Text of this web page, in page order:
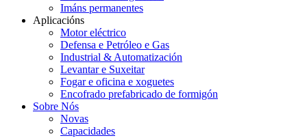
Imáns permanentes
Aplicacións
Motor eléctrico
Defensa e Petróleo e Gas
Industrial & Automatización
Levantar e Suxeitar
Fogar e oficina e xoguetes
Encofrado prefabricado de formigón
Sobre Nós
Novas
Capacidades